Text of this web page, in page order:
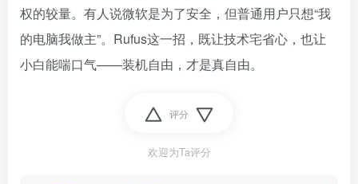
权的较量。有人说微软是为了安全，但普通用户只想“我
的电脑我做主”。Rufus这一招，既让技术宅省心，也让
小白能喘口气——装机自由，才是真自由。
评分
欢迎为Ta评分